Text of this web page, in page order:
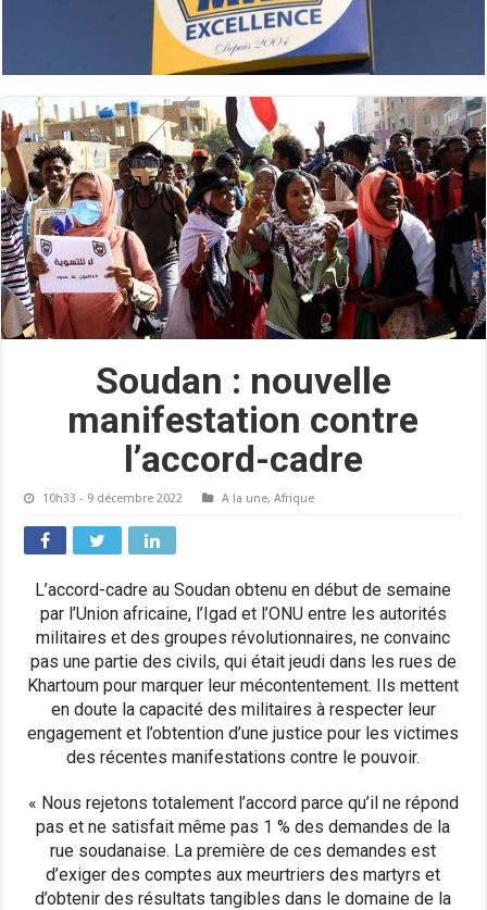
Soudan : nouvelle
manifestation contre
l’accord-cadre
10h33 - 9 décembre 2022 A la une,Afrique
L’accord-cadre au Soudan obtenu en début de semaine
par l’Union africaine, l’Igad et l’ONU entre les autorités
militaires et des groupes révolutionnaires, ne convainc
pas une partie des civils, qui était jeudi dans les rues de
Khartoum pour marquer leur mécontentement. Ils mettent
en doute la capacité des militaires à respecter leur
engagement et l’obtention d’une justice pour les victimes
des récentes manifestations contre le pouvoir.
« Nous rejetons totalement l’accord parce qu’il ne répond
pas et ne satisfait même pas 1 % des demandes de la
rue soudanaise. La première de ces demandes est
d’exiger des comptes aux meurtriers des martyrs et
d’obtenir des résultats tangibles dans le domaine de la